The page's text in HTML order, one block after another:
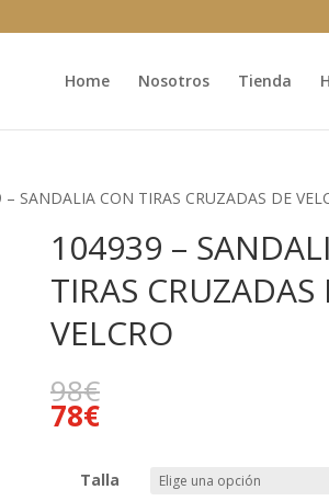
Home Nosotros Tienda
SANDALIA CON TIRAS CRUZADAS DE
104939 –
TIRAS CRUZADAS
VELCRO
98€
78€
Talla